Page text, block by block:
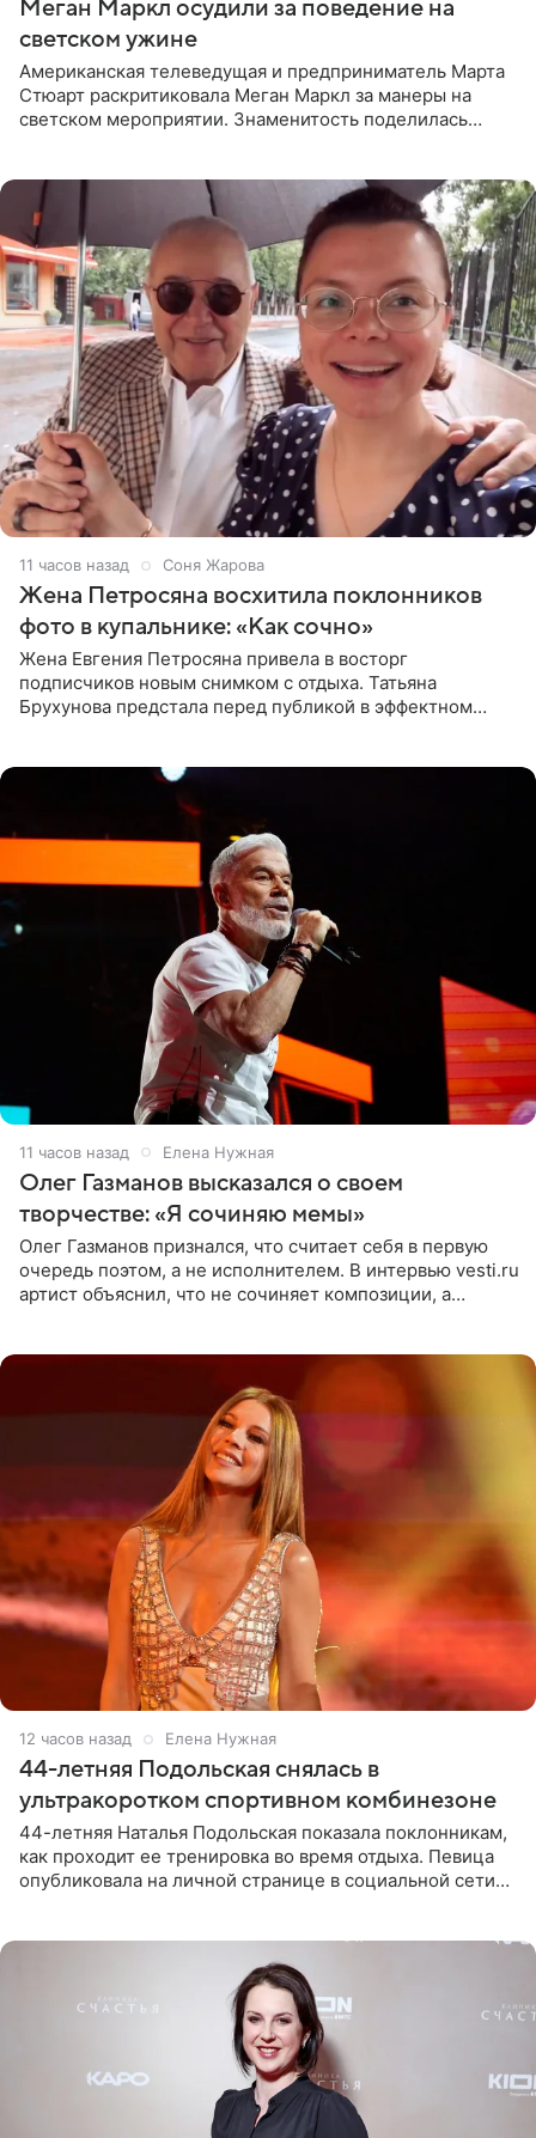
Меган Маркл осудили за поведение на
светском ужине
Американская телеведущая и предприниматель Марта
Стюарт раскритиковала Меган Маркл за манеры на
светском мероприятии. Знаменитость поделилась
11 часов назад Соня Жарова
Жена Петросяна восхитила поклонников
фото в купальнике: «Как сочно»
Жена Евгения Петросяна привела в восторг
подписчиков новым снимком с отдыха. Татьяна
Брухунова предстала перед публикой в эффектном
11 часов назад Елена Нужная
Олег Газманов высказался о своем
творчестве: «Я сочиняю мемы»
Олег Газманов признался, что считает себя в первую
очередь поэтом, а не исполнителем. В интервью vesti.ru
артист объяснил, что не сочиняет композиции, а
12 часов назад Елена Нужная
44-летняя Подольская снялась в
ультракоротком спортивном комбинезоне
44-летняя Наталья Подольская показала поклонникам,
как проходит ее тренировка во время отдыха. Певица
опубликовала на личной странице в социальной сети